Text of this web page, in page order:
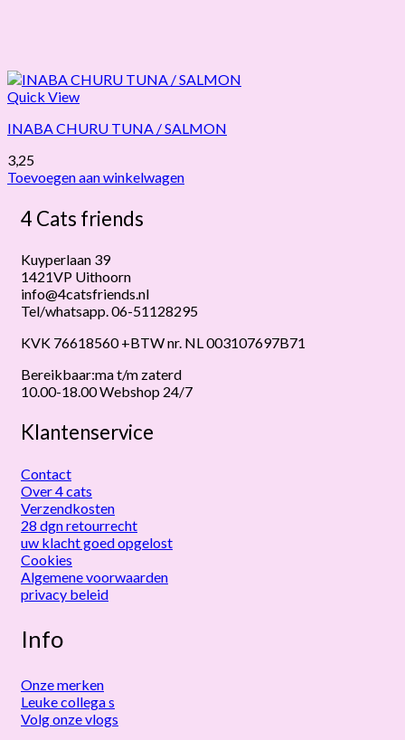
Quick View
INABA CHURU TUNA / SALMON
3,25
Toevoegen aan winkelwagen
4 Cats friends
Kuyperlaan 39
1421VP Uithoorn
info@4catsfriends.nl
Tel/whatsapp. 06-51128295
KVK 76618560 +BTW nr. NL 003107697B71
Bereikbaar:ma t/m zaterd
10.00-18.00 Webshop 24/7
Klantenservice
Contact
Over 4 cats
Verzendkosten
28 dgn retourrecht
uw klacht goed opgelost
Cookies
Algemene voorwaarden
privacy beleid
Info
Onze merken
Leuke collega s
Volg onze vlogs